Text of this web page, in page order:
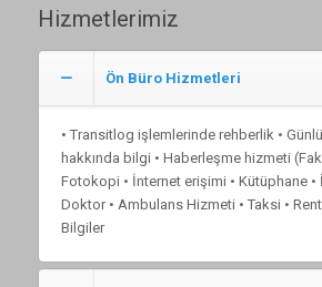
Hizmetlerimiz
Ön Büro Hizmetleri
• Transitlog işlemlerinde rehberlik •
hakkında bilgi • Haberleşme hizmeti
Fotokopi • İnternet erişimi • Kütüphane •
Doktor • Ambulans Hizmeti • Taksi •
Bilgiler